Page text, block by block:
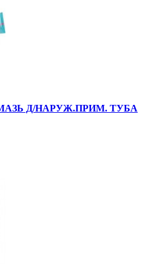
Д/НАРУЖ.ПРИМ. ТУБА